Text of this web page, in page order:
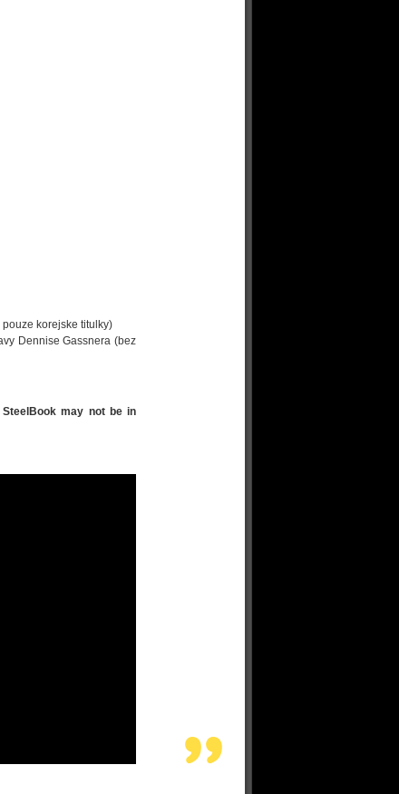
korejske titulky)
Dennise Gassnera (bez
may not be in